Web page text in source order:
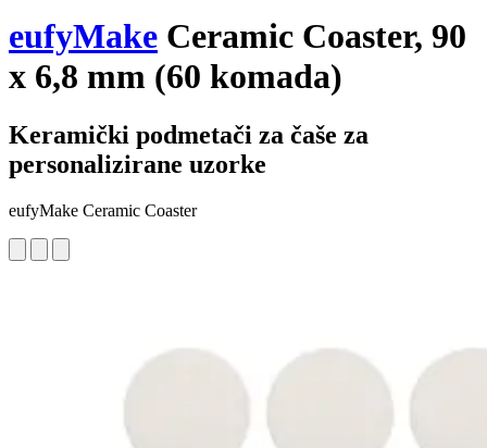
eufyMake Ceramic Coaster, 90
x 6,8 mm (60 komada)
Keramički podmetači za čaše za
personalizirane uzorke
eufyMake Ceramic Coaster